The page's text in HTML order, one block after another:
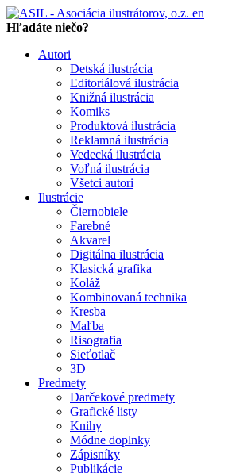
en
Hľadáte niečo?
Autori
Detská ilustrácia
Editoriálová ilustrácia
Knižná ilustrácia
Komiks
Produktová ilustrácia
Reklamná ilustrácia
Vedecká ilustrácia
Voľná ilustrácia
Všetci autori
Ilustrácie
Čiernobiele
Farebné
Akvarel
Digitálna ilustrácia
Klasická grafika
Koláž
Kombinovaná technika
Kresba
Maľba
Risografia
Sieťotlač
3D
Predmety
Darčekové predmety
Grafické listy
Knihy
Módne doplnky
Zápisníky
Publikácie